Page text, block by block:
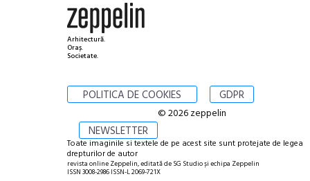
Arhitectură.
Oraș.
Societate.
POLITICA DE COOKIES GDPR
NEWSLETTER
© 2026 zeppelin
Toate imaginile si textele de pe acest site sunt protejate de legea
drepturilor de autor
revista online Zeppelin, editată de SG Studio și echipa Zeppelin
ISSN 3008-2986 ISSN-L 2069-721X